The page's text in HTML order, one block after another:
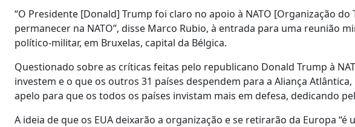
“O Presidente [Donald] Trump foi claro no apoio à NATO [Organização
permanecer na NATO”, disse Marco Rubio, à entrada para uma reunião
político-militar, em Bruxelas, capital da Bélgica.
Questionado sobre as críticas feitas pelo republicano Donald Trump à
investem e o que os outros 31 países despendem para a Aliança
apelo para que os todos os países invistam mais em defesa, dedicando
A ideia de que os EUA deixarão a organização e se retirarão da Europa “é